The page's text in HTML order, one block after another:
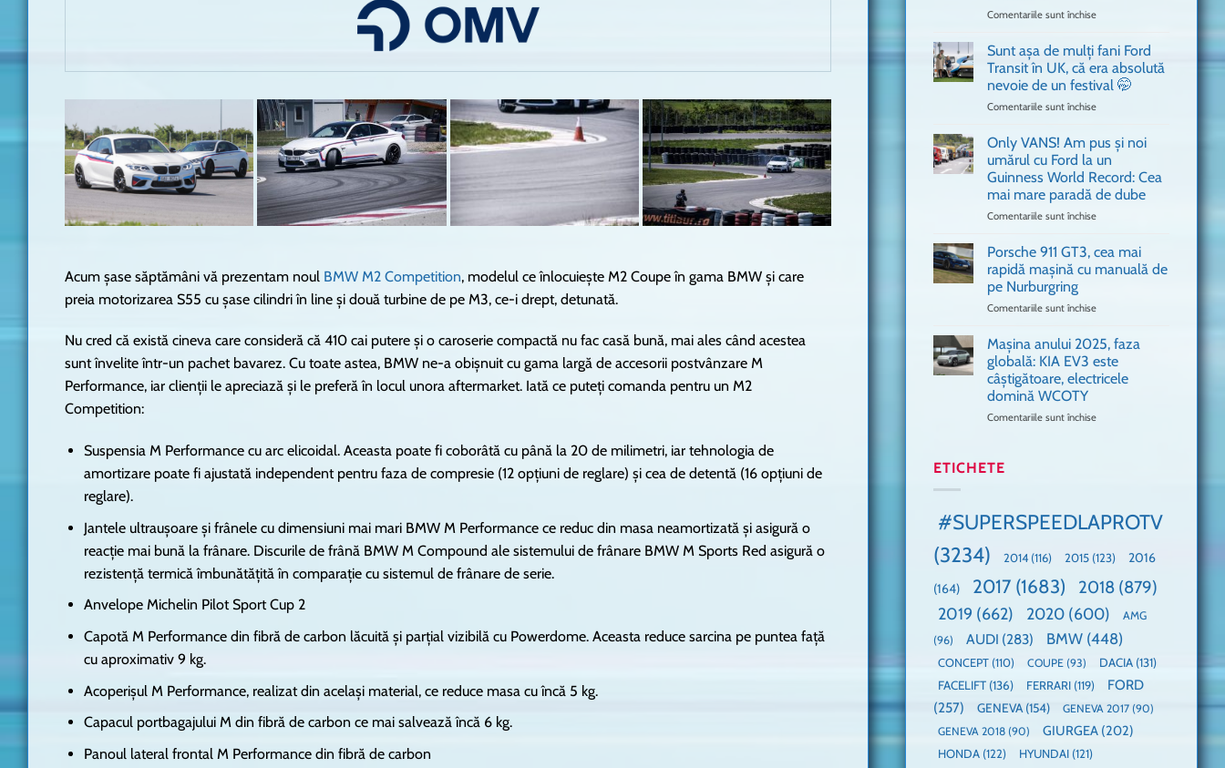
Acum șase săptămâni vă prezentam noul BMW M2 Competition, modelul ce înlocuiește M2 Coupe în gama BMW și care
preia motorizarea S55 cu șase cilindri în line și două turbine de pe M3, ce-i drept, detunată.
Nu cred că există cineva care consideră că 410 cai putere și o caroserie compactă nu fac casă bună, mai ales când acestea
sunt învelite într-un pachet bavarez. Cu toate astea, BMW ne-a obișnuit cu gama largă de accesorii postvânzare M
Performance, iar clienții le apreciază și le preferă în locul unora aftermarket. Iată ce puteți comanda pentru un M2
Competition:
Suspensia M Performance cu arc elicoidal. Aceasta poate fi coborâtă cu până la 20 de milimetri, iar tehnologia de
amortizare poate fi ajustată independent pentru faza de compresie (12 opţiuni de reglare) şi cea de detentă (16 opţiuni de
reglare).
Jantele ultrauşoare şi frânele cu dimensiuni mai mari BMW M Performance ce reduc din masa neamortizată și asigură o
reacție mai bună la frânare. Discurile de frână BMW M Compound ale sistemului de frânare BMW M Sports Red asigură o
rezistenţă termică îmbunătăţită în comparaţie cu sistemul de frânare de serie.
Anvelope Michelin Pilot Sport Cup 2
Capotă M Performance din fibră de carbon lăcuită şi parţial vizibilă cu Powerdome. Aceasta reduce sarcina pe puntea faţă
cu aproximativ 9 kg.
Acoperişul M Performance, realizat din același material, ce reduce masa cu încă 5 kg.
Capacul portbagajului M din fibră de carbon ce mai salvează încă 6 kg.
Panoul lateral frontal M Performance din fibră de carbon
Comentariile sunt închise
a
în
București
Ferrari
Formula
1
Sunt așa de mulți fani Ford
Transit în UK, că era absolută
nevoie de un festival 🤭
Comentariile sunt închise
de
mulți
fani
Ford
că
era
un
festival
🤭
Only VANS! Am pus și noi
umărul cu Ford la un
Guinness World Record: Cea
mai mare paradă de dube
Comentariile sunt închise
Am
pus
cu
Ford
la
un
dube
Porsche 911 GT3, cea mai
rapidă mașină cu manuală de
pe Nurburgring
Comentariile sunt închise
911
GT3,
cea
mai
Mașina anului 2025, faza
globală: KIA EV3 este
câștigătoare, electricele
domină WCOTY
Comentariile sunt închise
EV3
câștigătoare,
domină
ETICHETE
#SUPERSPEEDLAPROTV
(3234)
2014 (116) 2015 (123) 2016
(164) 2017 (1683) 2018 (879)
2019 (662) 2020 (600)
AMG
(96)
AUDI (283) BMW (448)
CONCEPT (110) COUPE (93) DACIA (131)
FACELIFT (136) FERRARI (119)
FORD
(257)
GENEVA(154) GENEVA 2017 (90)
GENEVA 2018 (90) GIURGEA (202)
HONDA (122) HYUNDAI (121)